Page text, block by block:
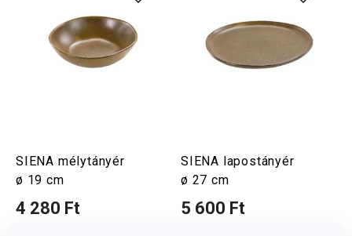
SIENA mélytányér
ø 19 cm
4 280 Ft
SIENA lapostányér
ø 27 cm
5 600 Ft